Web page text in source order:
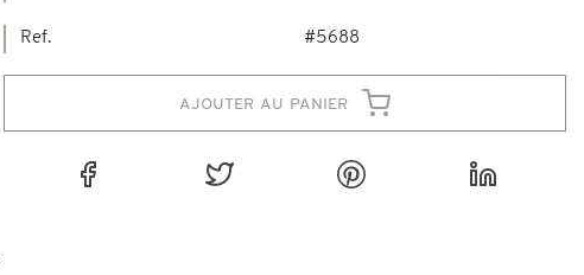
Ref. #5688
ajouter au panier